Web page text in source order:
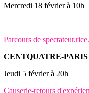
Mercredi 18 février à 10h
Parcours de
CENTQUATRE-PARIS
Jeudi 5 février à 20h
Causerie-retours